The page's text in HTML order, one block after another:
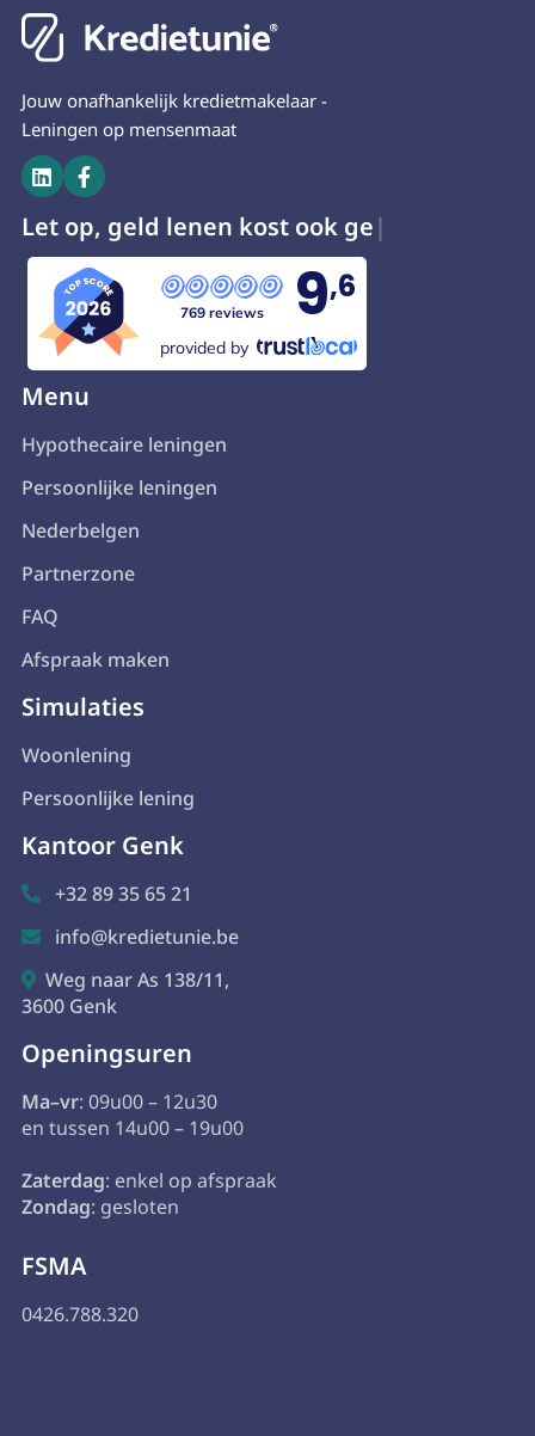
Jouw onafhankelijk kredietmakelaar -
Leningen op mensenmaat
 
Let op, geld lenen kost oo
769 reviews 9,6
provided by
Menu
Hypothecaire leningen
Persoonlijke leningen
Nederbelgen
Partnerzone
FAQ
Afspraak maken
Simulaties
Woonlening
Persoonlijke lening
Kantoor Genk
 +32 89 35 65 21
 info@kredietunie.be
 Weg naar As 138/11,
3600 Genk
Openingsuren
Ma–vr: 09u00 – 12u30
en tussen 14u00 – 19u00
Zaterdag: enkel op afspraak
Zondag: gesloten
FSMA
0426.788.320